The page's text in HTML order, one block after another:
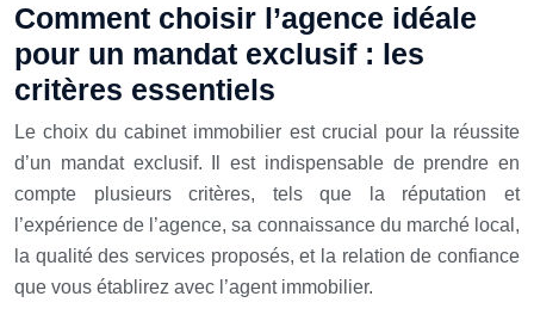
Comment choisir l’agence idéale
pour un mandat exclusif : les
critères essentiels
Le choix du cabinet immobilier est crucial pour la réussite
d’un mandat exclusif. Il est indispensable de prendre en
compte plusieurs critères, tels que la réputation et
l’expérience de l’agence, sa connaissance du marché local,
la qualité des services proposés, et la relation de confiance
que vous établirez avec l’agent immobilier.